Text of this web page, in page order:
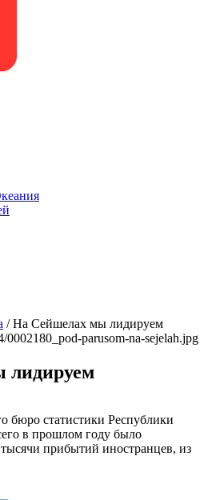
/На Сейшелах мы лидируем
лидируем
бюро статистики Республики
в прошлом году было
прибытий иностранцев, из